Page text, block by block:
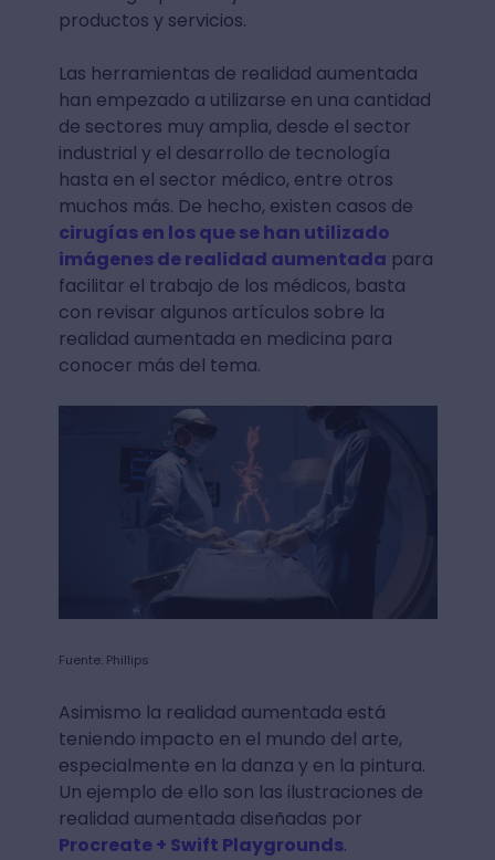
productos y servicios.
Las herramientas de realidad aumentada
han empezado a utilizarse en una cantidad
de sectores muy amplia, desde el sector
industrial y el desarrollo de tecnología
hasta en el sector médico, entre otros
muchos más. De hecho, existen casos de
cirugías en los que se han utilizado
imágenes de realidad aumentada para
facilitar el trabajo de los médicos, basta
con revisar algunos artículos sobre la
realidad aumentada en medicina para
conocer más del tema.
Fuente: Phillips
Asimismo la realidad aumentada está
teniendo impacto en el mundo del arte,
especialmente en la danza y en la pintura.
Un ejemplo de ello son las ilustraciones de
realidad aumentada diseñadas por
Procreate + Swift Playgrounds.